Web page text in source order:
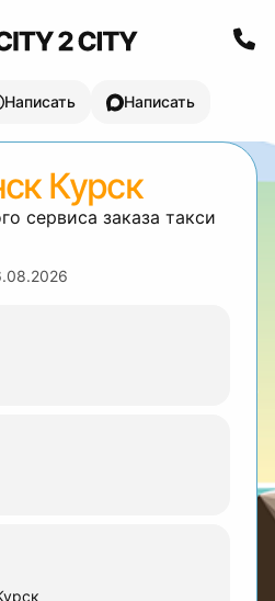
Написать Написать
Курск
сервиса заказа такси